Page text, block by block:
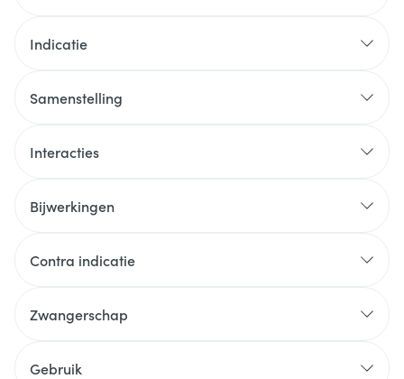
Indicatie
Samenstelling
Interacties
Bijwerkingen
Contra indicatie
Zwangerschap
Gebruik